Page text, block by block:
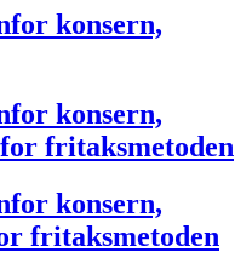
konsern,
konsern,
fritaksmetoden
konsern,
fritaksmetoden